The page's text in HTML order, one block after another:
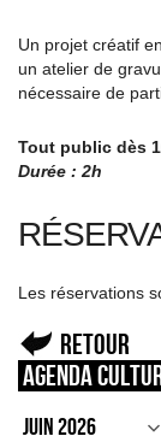
Un projet créatif
un atelier de
nécessaire de
Tout public dès
Durée : 2h
Les réservations
Retour
Agenda